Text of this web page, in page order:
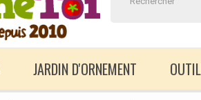
JARDIN D'ORNEMENT